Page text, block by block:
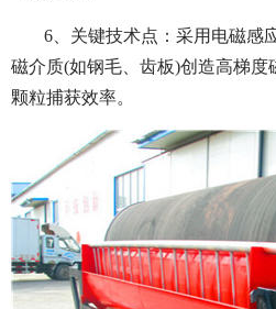
6、关键技术点：采用电磁感
磁介质(如钢毛、齿板)创造高梯度
颗粒捕获效率。